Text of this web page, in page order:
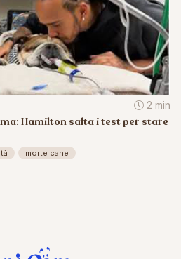
2 min
Hamilton salta i test per stare
morte cane